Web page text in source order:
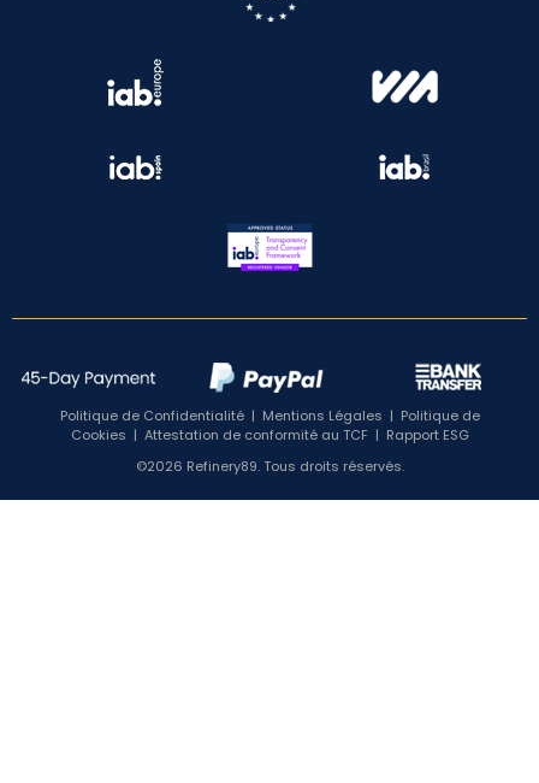
Politique de Confidentialité| Mentions Légales | Politique de
Cookies | Attestation de conformité au TCF| Rapport ESG
©2026 Refinery89. Tous droits réservés.